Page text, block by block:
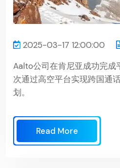
2025-03-17 12:00:00
Aalto公司在肯尼亚成功完成
次通过高空平台实现跨国通
划。
Read More